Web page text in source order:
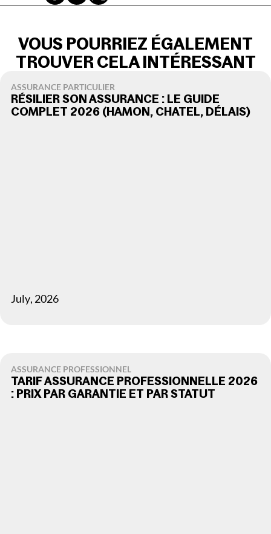
VOUS POURRIEZ ÉGALEMENT
TROUVER CELA INTÉRESSANT
ASSURANCE PARTICULIER
RÉSILIER SON ASSURANCE : LE GUIDE
COMPLET 2026 (HAMON, CHATEL, DÉLAIS)
July, 2026
ASSURANCE PROFESSIONNEL
TARIF ASSURANCE PROFESSIONNELLE 2026
: PRIX PAR GARANTIE ET PAR STATUT